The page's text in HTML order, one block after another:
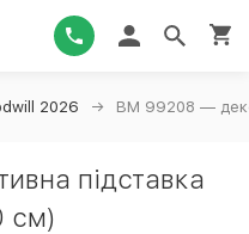
2026 BM 99208 —
підставка
см)